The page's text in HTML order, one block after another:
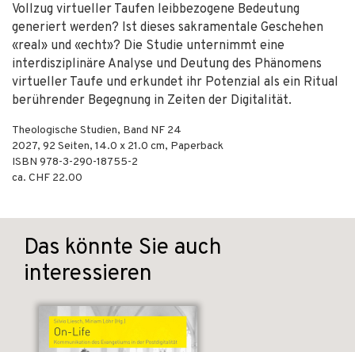
Vollzug virtueller Taufen leibbezogene Bedeutung
generiert werden? Ist dieses sakramentale Geschehen
«real» und «echt»? Die Studie unternimmt eine
interdisziplinäre Analyse und Deutung des Phänomens
virtueller Taufe und erkundet ihr Potenzial als ein Ritual
berührender Begegnung in Zeiten der Digitalität.
Theologische Studien, Band NF 24
2027, 92 Seiten, 14.0 x 21.0 cm, Paperback
ISBN 978-3-290-18755-2
ca. CHF 22.00
Das könnte Sie auch
interessieren